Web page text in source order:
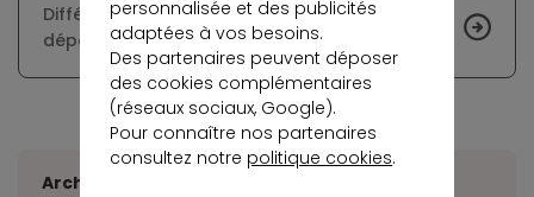
Différences sur les frais de notaires selon les
départements
Archives
personnalisée et des publicités
adaptées à vos besoins.
Des partenaires peuvent déposer
des cookies complémentaires
(réseaux sociaux, Google).
Pour connaître nos partenaires
consultez notre politique cookies.